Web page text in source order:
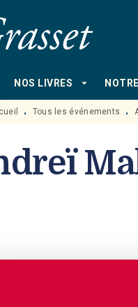
RECHERCHE
NOS LIVRES arrow_drop_down
• Tous les événements •